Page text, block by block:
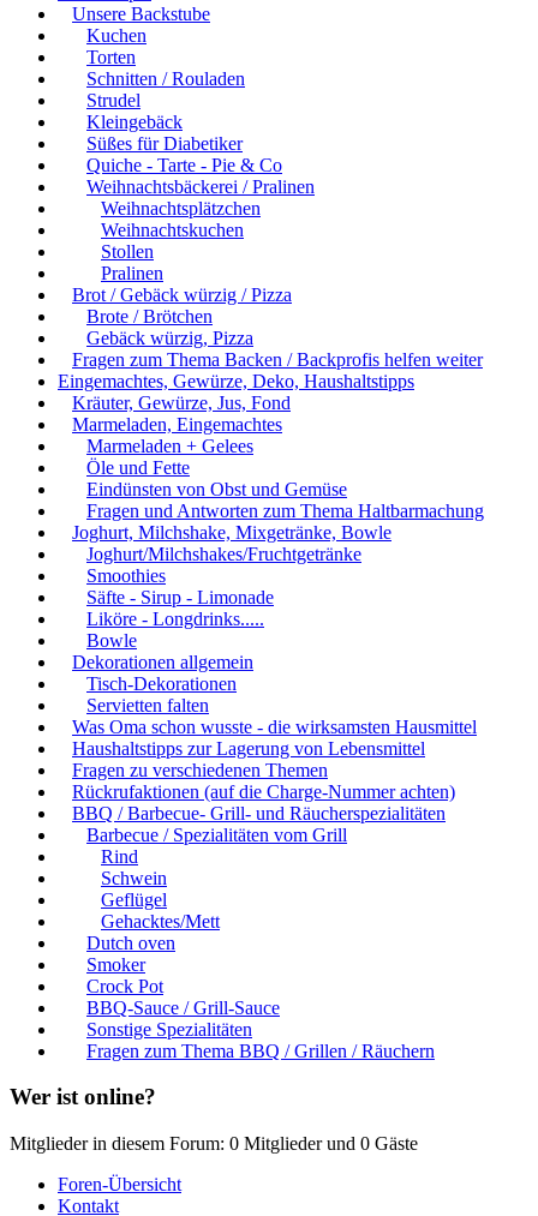
Unsere Backstube
Kuchen
Torten
Schnitten / Rouladen
Strudel
Kleingebäck
Süßes für Diabetiker
Quiche - Tarte - Pie & Co
Weihnachtsbäckerei / Pralinen
Weihnachtsplätzchen
Weihnachtskuchen
Stollen
Pralinen
Brot / Gebäck würzig / Pizza
Brote / Brötchen
Gebäck würzig, Pizza
Fragen zum Thema Backen / Backprofis helfen weiter
Eingemachtes, Gewürze, Deko, Haushaltstipps
Kräuter, Gewürze, Jus, Fond
Marmeladen, Eingemachtes
Marmeladen + Gelees
Öle und Fette
Eindünsten von Obst und Gemüse
Fragen und Antworten zum Thema Haltbarmachung
Joghurt, Milchshake, Mixgetränke, Bowle
Joghurt/Milchshakes/Fruchtgetränke
Smoothies
Säfte - Sirup - Limonade
Liköre - Longdrinks.....
Bowle
Dekorationen allgemein
Tisch-Dekorationen
Servietten falten
Was Oma schon wusste - die wirksamsten Hausmittel
Haushaltstipps zur Lagerung von Lebensmittel
Fragen zu verschiedenen Themen
Rückrufaktionen (auf die Charge-Nummer achten)
BBQ / Barbecue- Grill- und Räucherspezialitäten
Barbecue / Spezialitäten vom Grill
Rind
Schwein
Geflügel
Gehacktes/Mett
Dutch oven
Smoker
Crock Pot
BBQ-Sauce / Grill-Sauce
Sonstige Spezialitäten
Fragen zum Thema BBQ / Grillen / Räuchern
Wer ist online?
Mitglieder in diesem Forum: 0 Mitglieder und 0 Gäste
Foren-Übersicht
Kontakt